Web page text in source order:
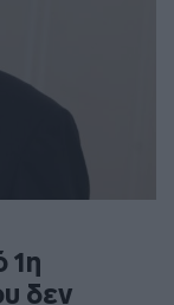
1η
δεν